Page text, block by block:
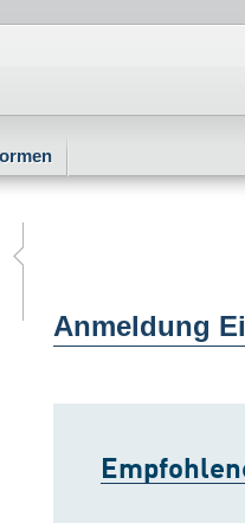
Anmeldung